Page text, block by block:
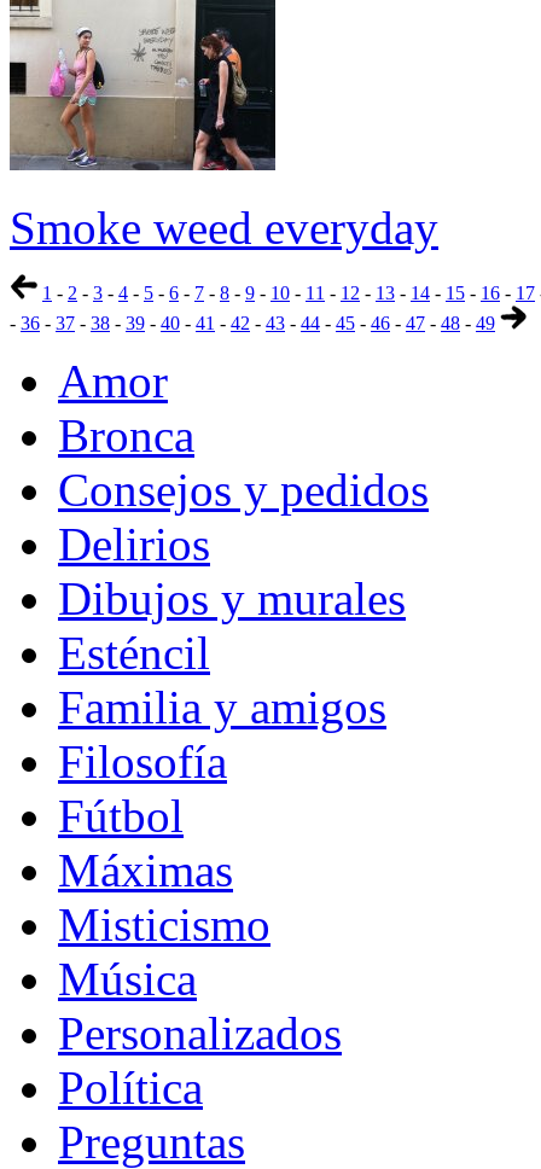
Smoke weed everyday
1 - 2 - 3 - 4 - 5 - 6 - 7 - 8 - 9 - 10 - 11 - 12 - 13 - 14 - 15 - 16 - 17
- 36 - 37 - 38 - 39 - 40 - 41 - 42 - 43 - 44 - 45 - 46 - 47 - 48 - 49
Amor
Bronca
Consejos y pedidos
Delirios
Dibujos y murales
Esténcil
Familia y amigos
Filosofía
Fútbol
Máximas
Misticismo
Música
Personalizados
Política
Preguntas